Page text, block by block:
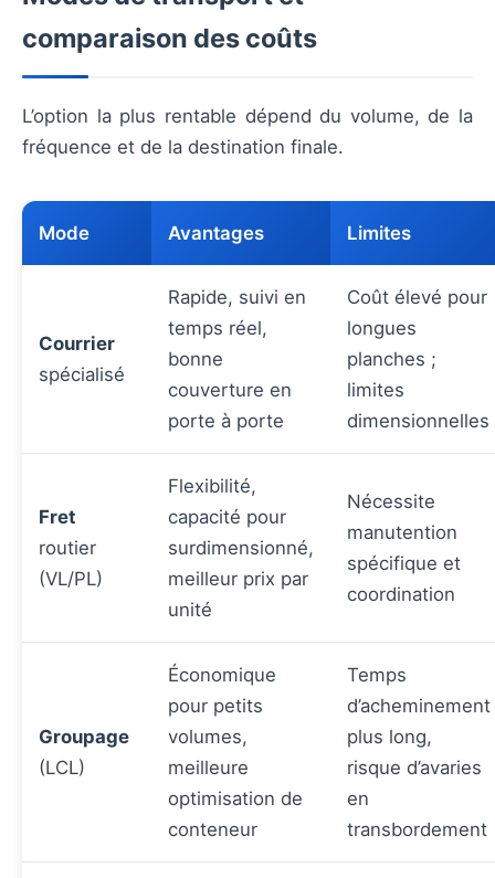
comparaison des coûts
L’option la plus rentable dépend du volume, de la
fréquence et de la destination finale.
Mode Avantages Limites
Courrier
spécialisé
Rapide, suivi en
temps réel,
bonne
couverture en
porte à porte
Coût élevé pour
longues
planches ;
limites
dimensionnelles
Fret
routier
(VL/PL)
Flexibilité,
capacité pour
surdimensionné,
meilleur prix par
unité
Nécessite
manutention
spécifique et
coordination
Groupage
(LCL)
Économique
pour petits
volumes,
meilleure
optimisation de
conteneur
Temps
d’acheminement
plus long,
risque d’avaries
en
transbordement